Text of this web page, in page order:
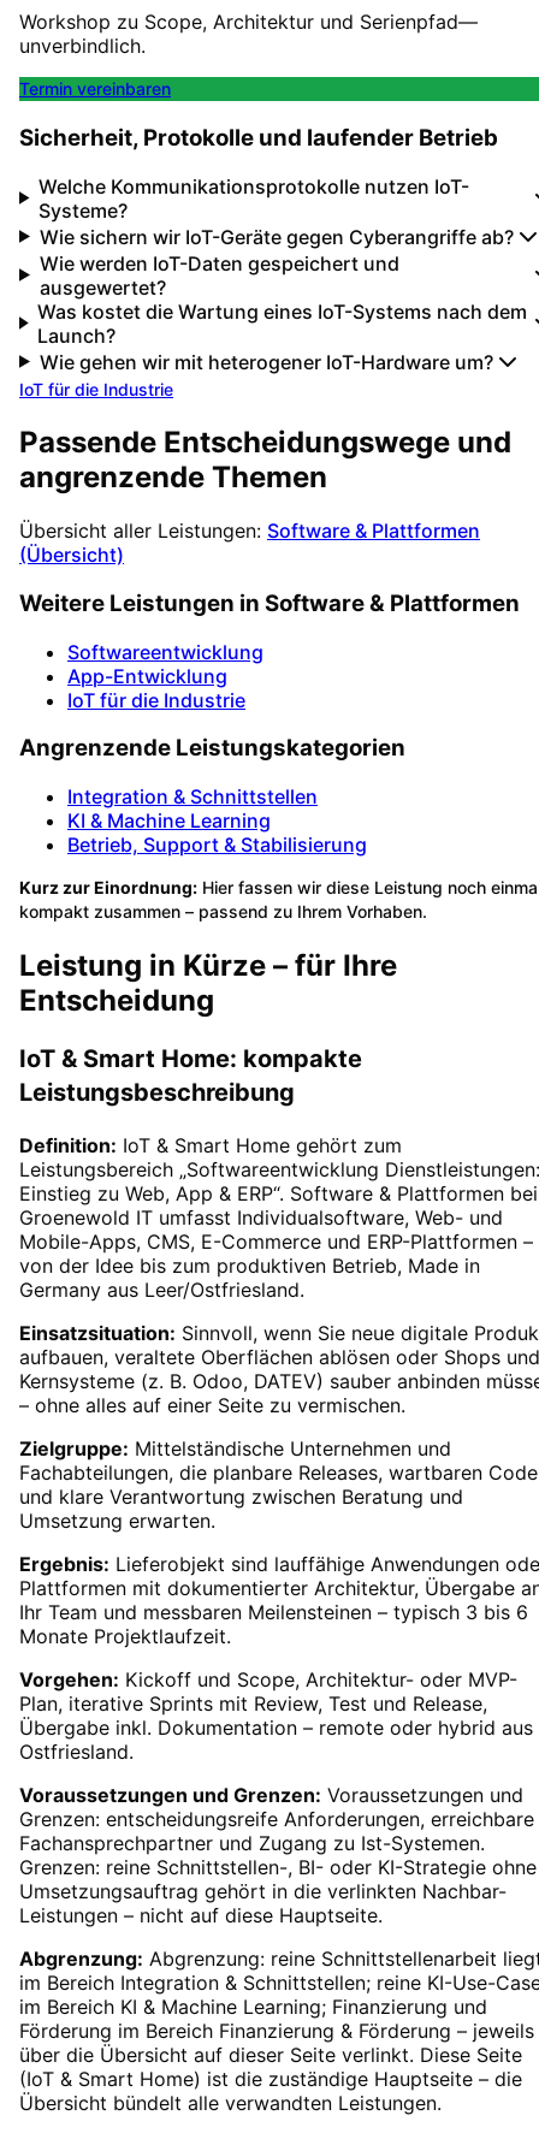
Workshop zu Scope, Architektur und Serienpfad—
unverbindlich.
Termin vereinbaren
Sicherheit, Protokolle und laufender Betrieb
Welche Kommunikationsprotokolle nutzen IoT-
Systeme?
Wie sichern wir IoT-Geräte gegen Cyberangriffe ab?
Wie werden IoT-Daten gespeichert und
ausgewertet?
Was kostet die Wartung eines IoT-Systems nach dem
Launch?
Wie gehen wir mit heterogener IoT-Hardware um?
IoT für die Industrie
Passende Entscheidungswege und
angrenzende Themen
Übersicht aller Leistungen: Software & Plattformen
(Übersicht)
Weitere Leistungen in Software & Plattformen
Softwareentwicklung
App-Entwicklung
IoT für die Industrie
Angrenzende Leistungskategorien
Integration & Schnittstellen
KI & Machine Learning
Betrieb, Support & Stabilisierung
Kurz zur Einordnung: Hier fassen wir diese Leistung noch
kompakt zusammen – passend zu Ihrem Vorhaben.
Leistung in Kürze – für Ihre
Entscheidung
IoT & Smart Home: kompakte
Leistungsbeschreibung
Definition: IoT & Smart Home gehört zum
Leistungsbereich „Softwareentwicklung Dienstleistungen:
Einstieg zu Web, App & ERP“. Software & Plattformen bei
Groenewold IT umfasst Individualsoftware, Web- und
Mobile-Apps, CMS, E-Commerce und ERP-Plattformen –
von der Idee bis zum produktiven Betrieb, Made in
Germany aus Leer/Ostfriesland.
Einsatzsituation: Sinnvoll, wenn Sie neue digitale
aufbauen, veraltete Oberflächen ablösen oder Shops und
Kernsysteme (z. B. Odoo, DATEV) sauber anbinden
– ohne alles auf einer Seite zu vermischen.
Zielgruppe: Mittelständische Unternehmen und
Fachabteilungen, die planbare Releases, wartbaren Code
und klare Verantwortung zwischen Beratung und
Umsetzung erwarten.
Ergebnis: Lieferobjekt sind lauffähige Anwendungen
Plattformen mit dokumentierter Architektur, Übergabe
Ihr Team und messbaren Meilensteinen – typisch 3 bis 6
Monate Projektlaufzeit.
Vorgehen: Kickoff und Scope, Architektur- oder MVP-
Plan, iterative Sprints mit Review, Test und Release,
Übergabe inkl. Dokumentation – remote oder hybrid aus
Ostfriesland.
Voraussetzungen und Grenzen: Voraussetzungen und
Grenzen: entscheidungsreife Anforderungen, erreichbare
Fachansprechpartner und Zugang zu Ist-Systemen.
Grenzen: reine Schnittstellen-, BI- oder KI-Strategie ohne
Umsetzungsauftrag gehört in die verlinkten Nachbar-
Leistungen – nicht auf diese Hauptseite.
Abgrenzung: Abgrenzung: reine Schnittstellenarbeit
im Bereich Integration & Schnittstellen; reine KI-Use-
im Bereich KI & Machine Learning; Finanzierung und
Förderung im Bereich Finanzierung & Förderung – jeweils
über die Übersicht auf dieser Seite verlinkt. Diese Seite
(IoT & Smart Home) ist die zuständige Hauptseite – die
Übersicht bündelt alle verwandten Leistungen.